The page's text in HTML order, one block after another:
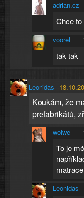
adrian.cz
Chce to
voorel
tak tak
Leonidas
Koukám, že
prefabrikátů,
wolwe
To je
matrace.
Leonidas